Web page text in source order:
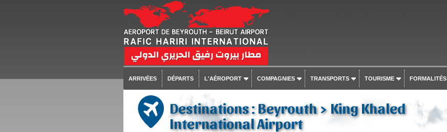
ARRIVÉES DÉPARTS L'AÉROPORT COMPAGNIES TRANSPORTS TOURISME FORMALITÉS
Destinations : Beyrouth > King Khaled
International Airport